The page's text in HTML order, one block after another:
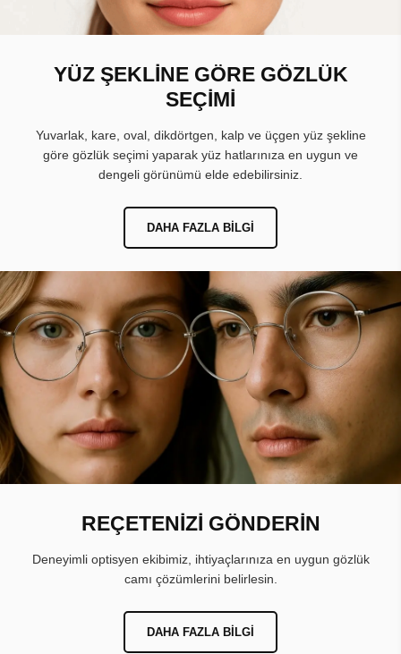
YÜZ ŞEKLİNE GÖRE GÖZLÜK
SEÇİMİ
Yuvarlak, kare, oval, dikdörtgen, kalp ve üçgen yüz şekline
göre gözlük seçimi yaparak yüz hatlarınıza en uygun ve
dengeli görünümü elde edebilirsiniz.
DAHA FAZLA BILGI
REÇETENİZİ GÖNDERİN
Deneyimli optisyen ekibimiz, ihtiyaçlarınıza en uygun gözlük
camı çözümlerini belirlesin.
DAHA FAZLA BILGI